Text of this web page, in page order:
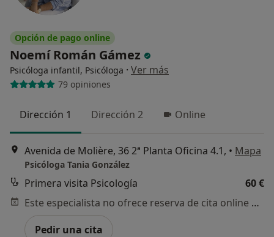
Opción de pago online
Noemí Román Gámez
Psicóloga infantil, Psicóloga · Ver más
79 opiniones
Dirección 1 Dirección 2 Online
Avenida de Molière, 36 2ª Planta Oficina 4.1, • Mapa
Psicóloga Tania González
Primera visita Psicología
60 €
Este especialista no ofrece reserva de cita online en esta dirección.
Pedir una cita